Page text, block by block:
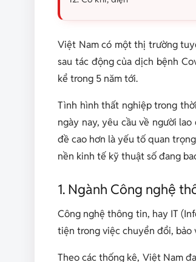
Việt Nam có một thị trường
sau tác động của dịch bệnh
kể trong 5 năm tới.
Tình hình thất nghiệp trong
ngày nay, yêu cầu về người
đề cao hơn là yếu tố quan
nền kinh tế kỹ thuật số đang
1. Ngành Công nghệ
Công nghệ thông tin, hay IT
tiện trong việc chuyển đổi,
Theo các thống kê, Việt Nam